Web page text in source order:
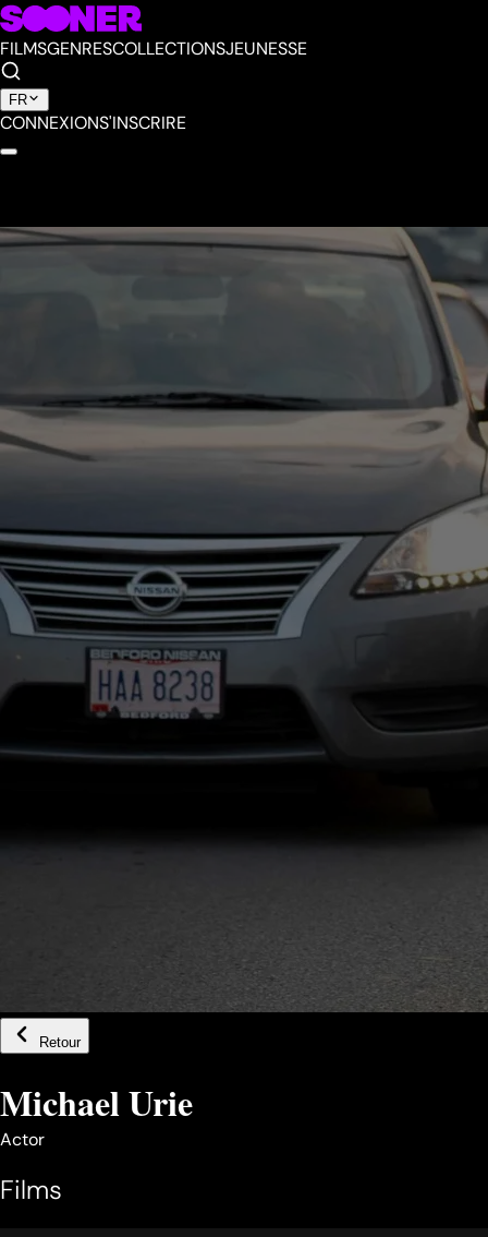
FILMSGENRESCOLLECTIONSJEUNESSE
FR
CONNEXIONS'INSCRIRE
Retour
Michael Urie
Actor
Films